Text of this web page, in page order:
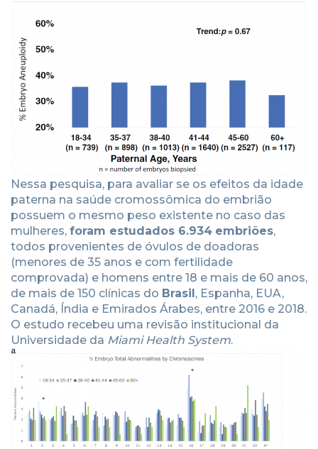
Nessa pesquisa, para avaliar se os efeitos da idade
paterna na saúde cromossômica do embrião
possuem o mesmo peso existente no caso das
mulheres, foram estudados 6.934 embriões,
todos provenientes de óvulos de doadoras
(menores de 35 anos e com fertilidade
comprovada) e homens entre 18 e mais de 60 anos,
de mais de 150 clínicas do Brasil, Espanha, EUA,
Canadá, Índia e Emirados Árabes, entre 2016 e 2018.
O estudo recebeu uma revisão institucional da
Universidade da Miami Health System.